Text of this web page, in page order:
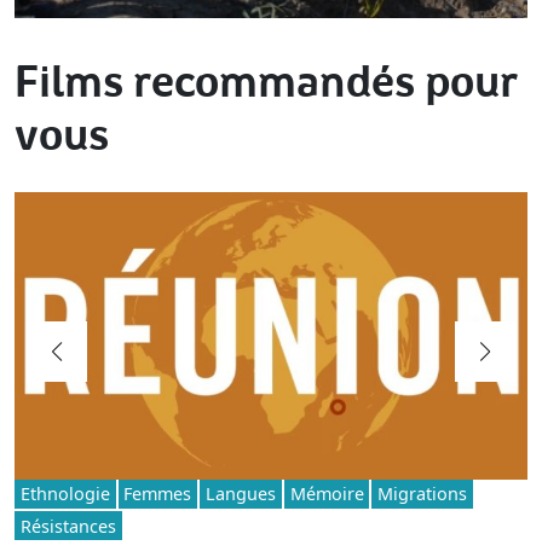
Films recommandés pour
vous
Ethnologie Femmes Langues Mémoire
Migrations
Résistances